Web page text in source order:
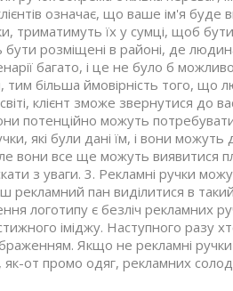
означає, що ваше ім'я буде
триматимуть їх у сумці, щоб бути
розміщені в районі, де
багато, і це не було б
більша ймовірність того, що
клієнт зможе звернутися до
потенційно можуть потребувати
які були дані їм, і вони можуть
вони все ще можуть виявитися
з уваги. 3. Рекламні ручки
рекламний пан виділитися в
логотипу є безліч рекламних
іміджу. Наступного разу
Якщо не рекламні ручки
от промо одяг, рекламних